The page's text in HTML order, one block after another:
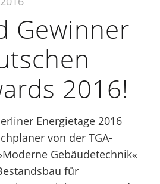
Gewinner
2016!
Energietage 2016
von der TGA-
Gebäudetechnik«
für